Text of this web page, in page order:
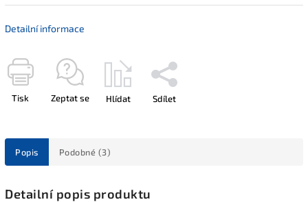
Detailní informace
Tisk Zeptat se Hlídat Sdílet
Popis Podobné (3)
Detailní popis produktu